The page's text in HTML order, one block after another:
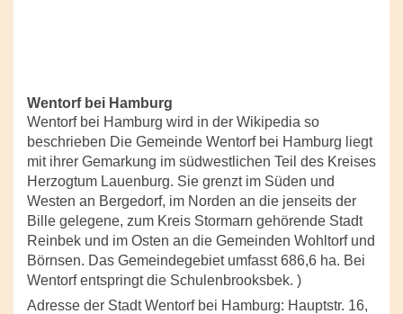
Wentorf bei Hamburg
Wentorf bei Hamburg wird in der Wikipedia so
beschrieben Die Gemeinde Wentorf bei Hamburg liegt
mit ihrer Gemarkung im südwestlichen Teil des Kreises
Herzogtum Lauenburg. Sie grenzt im Süden und
Westen an Bergedorf, im Norden an die jenseits der
Bille gelegene, zum Kreis Stormarn gehörende Stadt
Reinbek und im Osten an die Gemeinden Wohltorf und
Börnsen. Das Gemeindegebiet umfasst 686,6 ha. Bei
Wentorf entspringt die Schulenbrooksbek. )
Adresse der Stadt Wentorf bei Hamburg: Hauptstr. 16,